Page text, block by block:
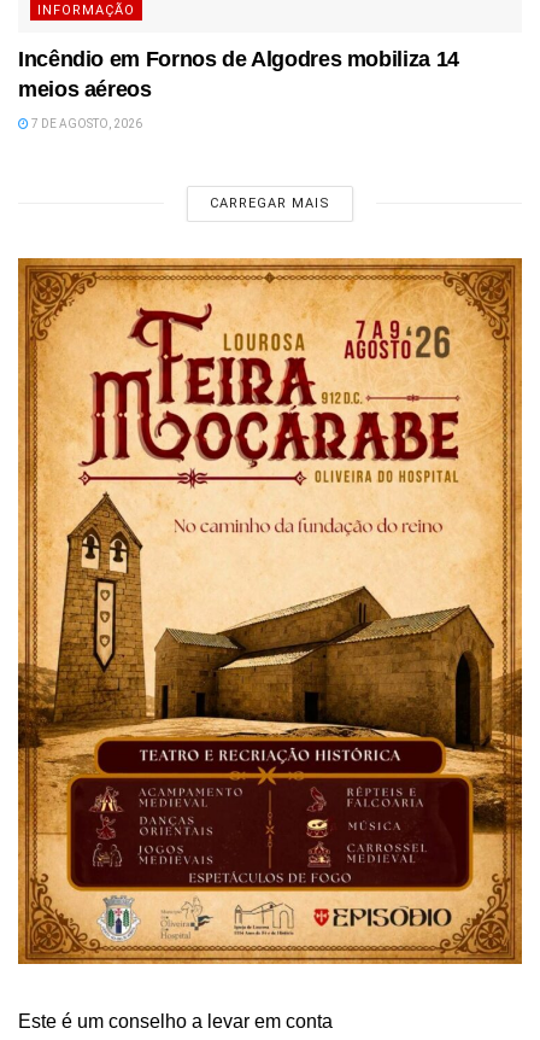
INFORMAÇÃO
Incêndio em Fornos de Algodres mobiliza 14
meios aéreos
7 DE AGOSTO, 2026
CARREGAR MAIS
Este é um conselho a levar em conta